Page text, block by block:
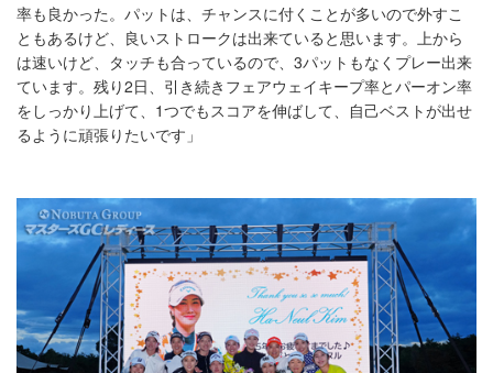
率も良かった。パットは、チャンスに付くことが多いので外すこ
ともあるけど、良いストロークは出来ていると思います。上から
は速いけど、タッチも合っているので、3パットもなくプレー出来
ています。残り2日、引き続きフェアウェイキープ率とパーオン率
をしっかり上げて、1つでもスコアを伸ばして、自己ベストが出せ
るように頑張りたいです」